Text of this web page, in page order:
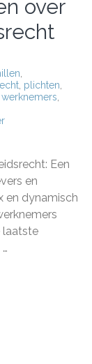
over
plichten
werknemers
op
moet
weten
de
praktijkgids
arbeidsrecht
Een
en
en dynamisch
laatste